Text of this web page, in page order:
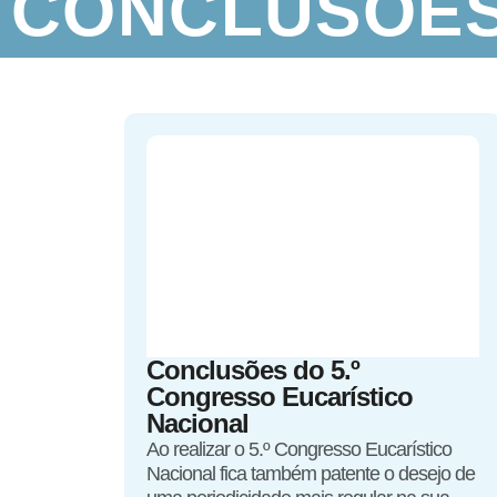
Conclusões do 5.º
Congresso Eucarístico
Nacional
Ao realizar o 5.º Congresso Eucarístico
Nacional fica também patente o desejo de